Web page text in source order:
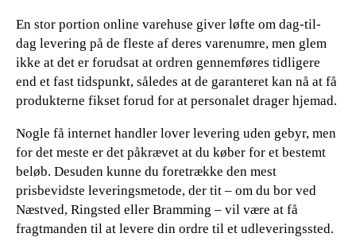
En stor portion online varehuse giver løfte om dag-til-
dag levering på de fleste af deres varenumre, men glem
ikke at det er forudsat at ordren gennemføres tidligere
end et fast tidspunkt, således at de garanteret kan nå at få
produkterne fikset forud for at personalet drager hjemad.
Nogle få internet handler lover levering uden gebyr, men
for det meste er det påkrævet at du køber for et bestemt
beløb. Desuden kunne du foretrække den mest
prisbevidste leveringsmetode, der tit – om du bor ved
Næstved, Ringsted eller Bramming – vil være at få
fragtmanden til at levere din ordre til et udleveringssted.